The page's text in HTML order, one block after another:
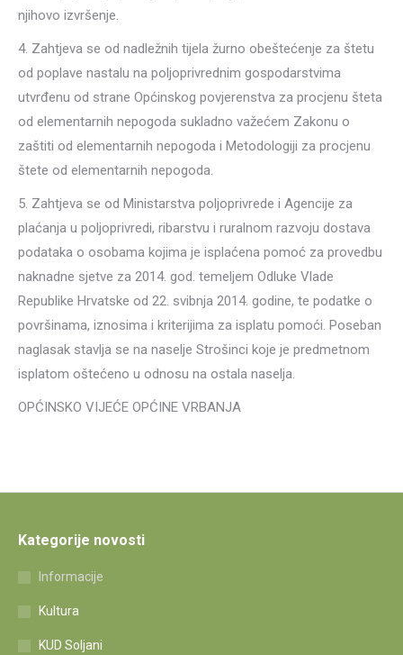
njihovo izvršenje.
4. Zahtjeva se od nadležnih tijela žurno obeštećenje za štetu
od poplave nastalu na poljoprivrednim gospodarstvima
utvrđenu od strane Općinskog povjerenstva za procjenu šteta
od elementarnih nepogoda sukladno važećem Zakonu o
zaštiti od elementarnih nepogoda i Metodologiji za procjenu
štete od elementarnih nepogoda.
5. Zahtjeva se od Ministarstva poljoprivrede i Agencije za
plaćanja u poljoprivredi, ribarstvu i ruralnom razvoju dostava
podataka o osobama kojima je isplaćena pomoć za provedbu
naknadne sjetve za 2014. god. temeljem Odluke Vlade
Republike Hrvatske od 22. svibnja 2014. godine, te podatke o
površinama, iznosima i kriterijima za isplatu pomoći. Poseban
naglasak stavlja se na naselje Strošinci koje je predmetnom
isplatom oštećeno u odnosu na ostala naselja.
OPĆINSKO VIJEĆE OPĆINE VRBANJA
Kategorije novosti
Informacije
Kultura
KUD Soljani